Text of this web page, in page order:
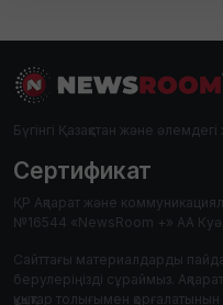
Бүгінгі Қазақстан және
Сертификат
ҚР Ақпарат және
№16544 «NewsRoom +» АА
Сайттағы материалдарды
берулеріңізді сұраймыз.
құқықтар толығымен